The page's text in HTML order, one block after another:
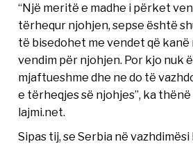
“Një meritë e madhe i përket
tërhequr njohjen, sepse është
të bisedohet me vendet që kanë
vendim për njohjen. Por kjo nuk
mjaftueshme dhe ne do të
e tërheqjes së njohjes”, ka
lajmi.net.
Sipas tij, se Serbia në